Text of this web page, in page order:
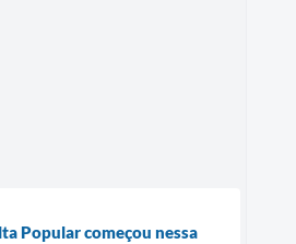
Popular começou nessa